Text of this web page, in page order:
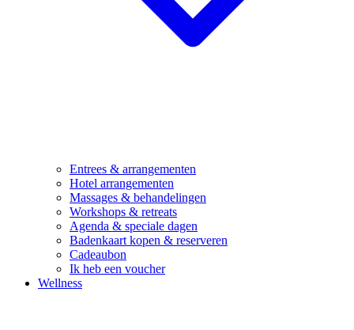
Entrees & arrangementen
Hotel arrangementen
Massages & behandelingen
Workshops & retreats
Agenda & speciale dagen
Badenkaart kopen & reserveren
Cadeaubon
Ik heb een voucher
Wellness